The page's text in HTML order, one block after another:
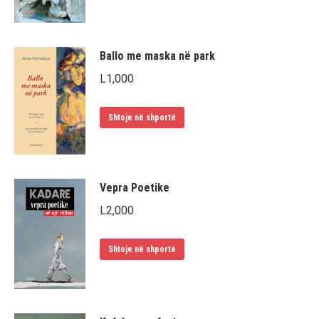
Ballo me maska në park
L1,000
Shtoje në shportë
Vepra Poetike
L2,000
Shtoje në shportë